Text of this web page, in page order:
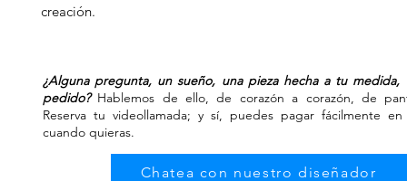
creación.
¿Alguna pregunta, un sueño, una pieza hecha a tu
pedido?Hablemos de ello, de corazón a corazón, de
Reserva tu videollamada; y sí, puedes pagar fácilmente
cuando quieras.
Chatea con nuestro diseñador